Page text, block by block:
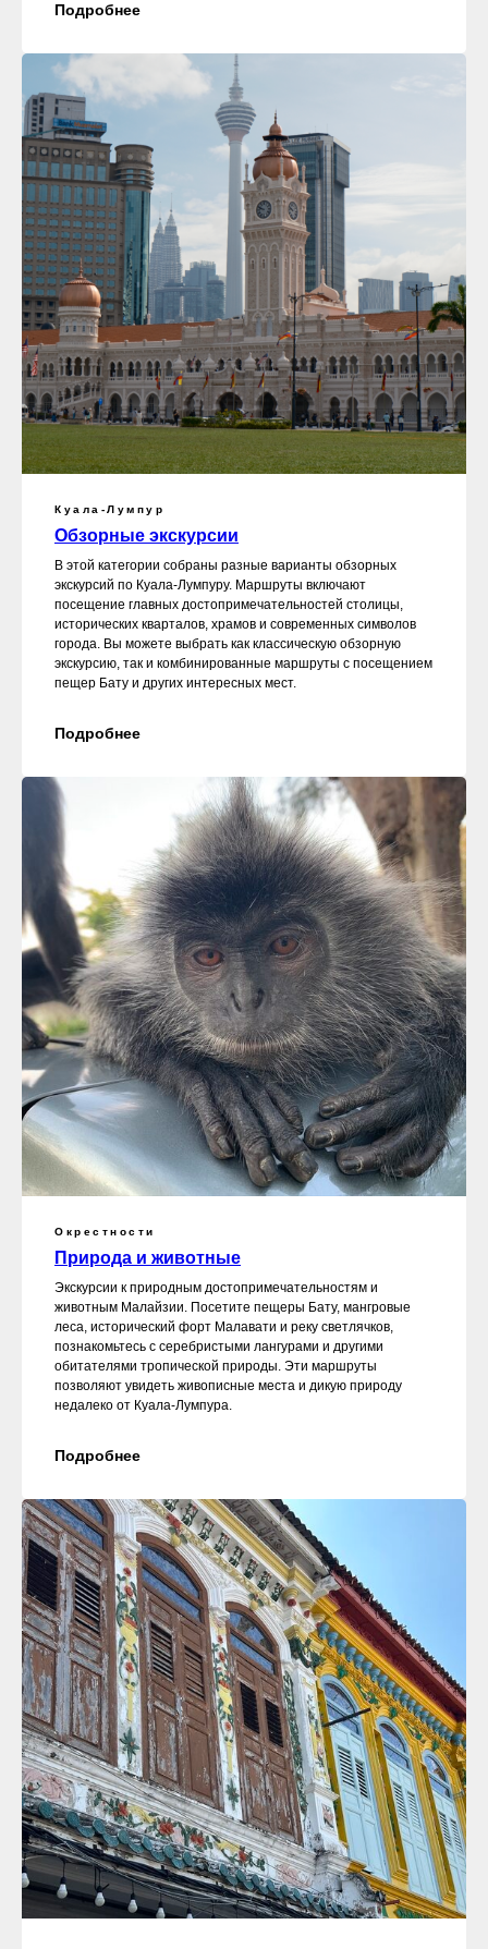
Подробнее
Куала-Лумпур
Обзорные экскурсии
В этой категории собраны разные варианты обзорных
экскурсий по Куала-Лумпуру. Маршруты включают
посещение главных достопримечательностей столицы,
исторических кварталов, храмов и современных символов
города. Вы можете выбрать как классическую обзорную
экскурсию, так и комбинированные маршруты с посещением
пещер Бату и других интересных мест.
Подробнее
Окрестности
Природа и животные
Экскурсии к природным достопримечательностям и
животным Малайзии. Посетите пещеры Бату, мангровые
леса, исторический форт Малавати и реку светлячков,
познакомьтесь с серебристыми лангурами и другими
обитателями тропической природы. Эти маршруты
позволяют увидеть живописные места и дикую природу
недалеко от Куала-Лумпура.
Подробнее